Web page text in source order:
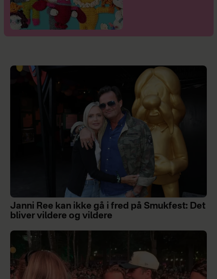
Janni Ree kan ikke gå i fred på Smukfest: Det
bliver vildere og vildere